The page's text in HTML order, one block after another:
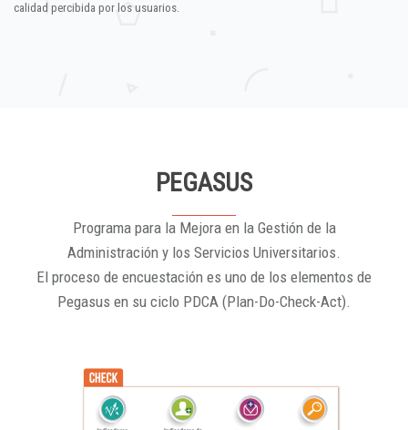
calidad percibida por los usuarios.
PEGASUS
Programa para la Mejora en la Gestión de la
Administración y los Servicios Universitarios.
El proceso de encuestación es uno de los elementos de
Pegasus en su ciclo PDCA (Plan-Do-Check-Act).